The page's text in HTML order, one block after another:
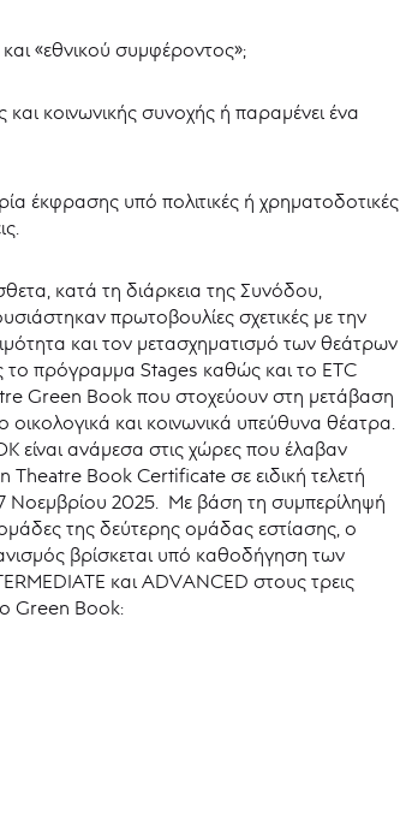
«εθνικού συμφέροντος»;
κοινωνικής συνοχής ή παραμένει ένα
έκφρασης υπό πολιτικές ή χρηματοδοτικές
κατά τη διάρκεια της Συνόδου,
πρωτοβουλίες σχετικές με την
και τον μετασχηματισμό των θεάτρων
πρόγραμμα Stages καθώς και το ETC
Green Book που στοχεύουν στη μετάβαση
οικολογικά και κοινωνικά υπεύθυνα θέατρα.
είναι ανάμεσα στις χώρες που έλαβαν
Theatre Book Certificate σε ειδική τελετή
Νοεμβρίου 2025. Με βάση τη συμπερίληψή
της δεύτερης ομάδας εστίασης, ο
βρίσκεται υπό καθοδήγηση των
και ADVANCED στους τρεις
Green Book: